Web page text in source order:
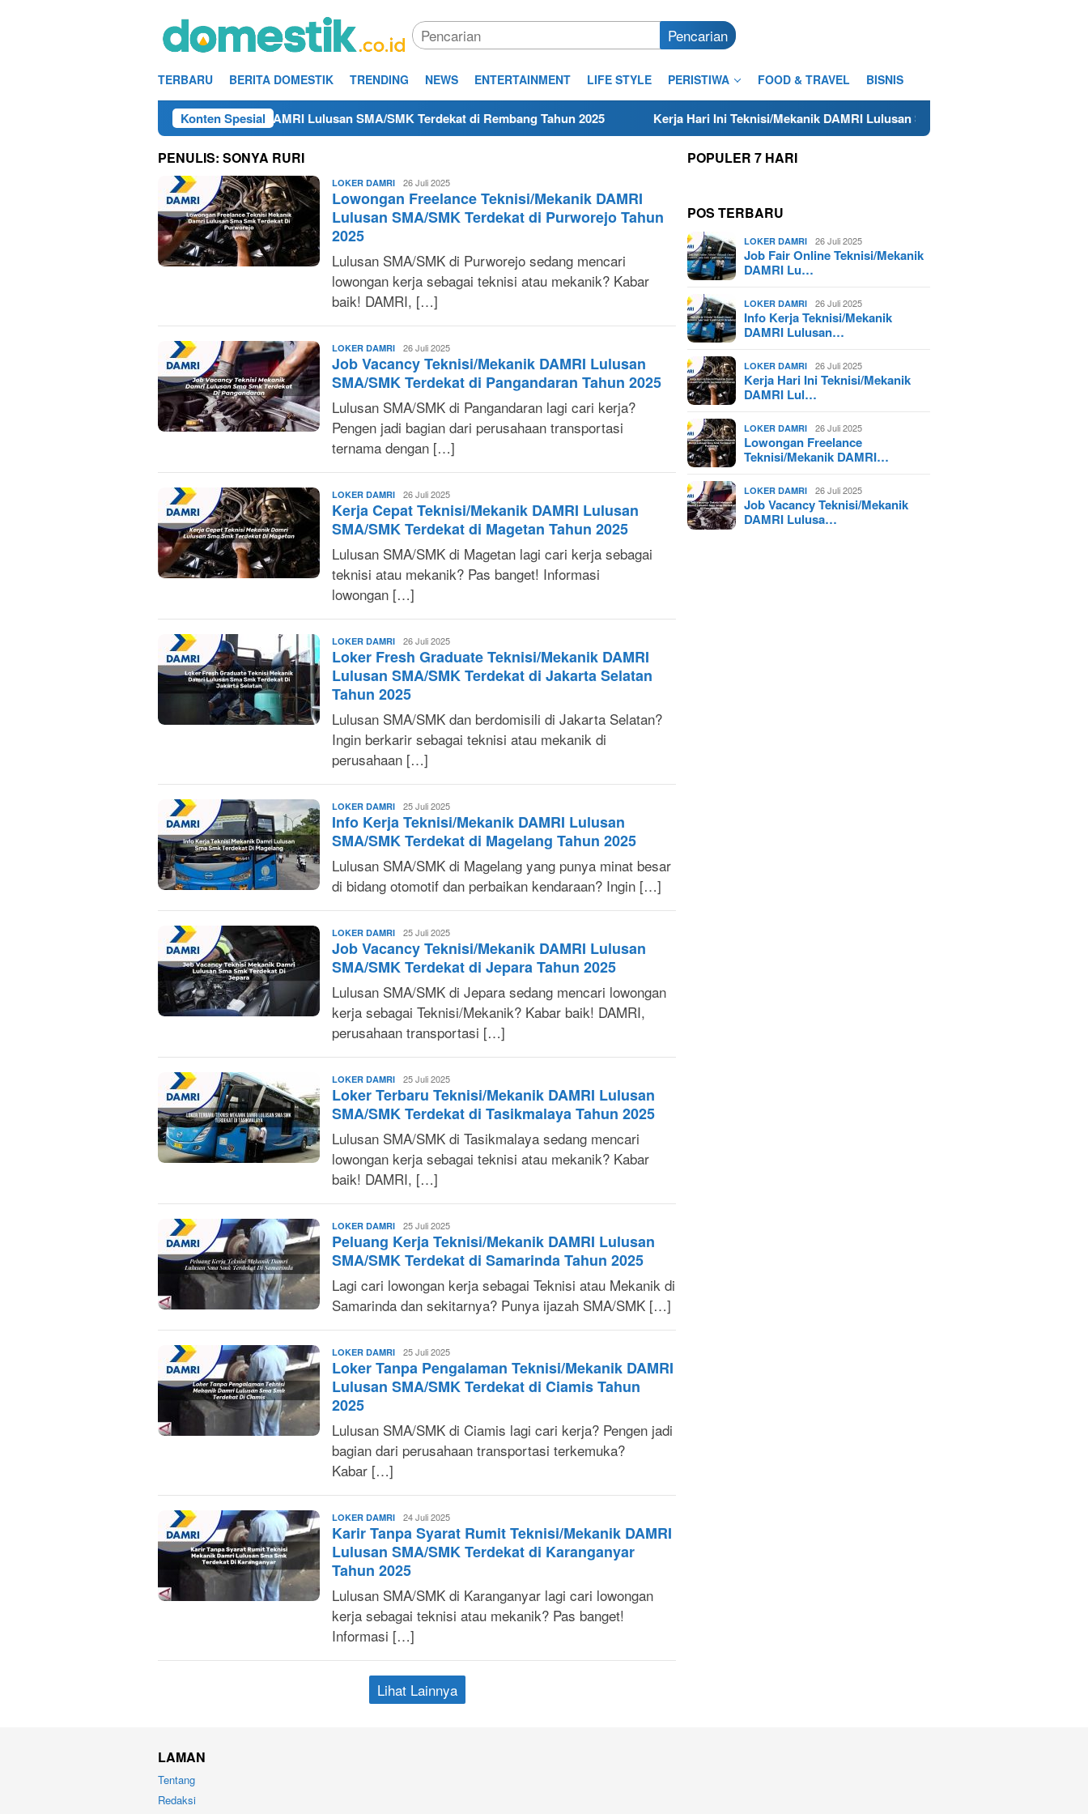
Pencarian
TERBARU BERITA DOMESTIK TRENDING NEWS ENTERTAINMENT LIFE STYLE PERISTIWA FOOD & TRAVEL BISNIS
Konten Spesial
Info Kerja Teknisi/Mekanik DAMRI Lulusan SMA/SMK Terdekat di Rembang Tahun 2025 Kerja Hari Ini Teknisi/Mekanik DAMRI Lulusan SMA/SMK Terdekat di Cilacap Tahun
PENULIS: SONYA RURI
LOKER DAMRI Sonya
Ruri
26 Juli 2025
Lowongan Freelance Teknisi/Mekanik DAMRI
Lulusan SMA/SMK Terdekat di Purworejo Tahun
2025
Lulusan SMA/SMK di Purworejo sedang mencari
lowongan kerja sebagai teknisi atau mekanik? Kabar
baik! DAMRI, […]
LOKER DAMRI Sonya
Ruri
26 Juli 2025
Job Vacancy Teknisi/Mekanik DAMRI Lulusan
SMA/SMK Terdekat di Pangandaran Tahun 2025
Lulusan SMA/SMK di Pangandaran lagi cari kerja?
Pengen jadi bagian dari perusahaan transportasi
ternama dengan […]
LOKER DAMRI Sonya
Ruri
26 Juli 2025
Kerja Cepat Teknisi/Mekanik DAMRI Lulusan
SMA/SMK Terdekat di Magetan Tahun 2025
Lulusan SMA/SMK di Magetan lagi cari kerja sebagai
teknisi atau mekanik? Pas banget! Informasi
lowongan […]
LOKER DAMRI Sonya
Ruri
26 Juli 2025
Loker Fresh Graduate Teknisi/Mekanik DAMRI
Lulusan SMA/SMK Terdekat di Jakarta Selatan
Tahun 2025
Lulusan SMA/SMK dan berdomisili di Jakarta Selatan?
Ingin berkarir sebagai teknisi atau mekanik di
perusahaan […]
LOKER DAMRI Sonya
Ruri
25 Juli 2025
Info Kerja Teknisi/Mekanik DAMRI Lulusan
SMA/SMK Terdekat di Magelang Tahun 2025
Lulusan SMA/SMK di Magelang yang punya minat besar
di bidang otomotif dan perbaikan kendaraan? Ingin […]
LOKER DAMRI Sonya
Ruri
25 Juli 2025
Job Vacancy Teknisi/Mekanik DAMRI Lulusan
SMA/SMK Terdekat di Jepara Tahun 2025
Lulusan SMA/SMK di Jepara sedang mencari lowongan
kerja sebagai Teknisi/Mekanik? Kabar baik! DAMRI,
perusahaan transportasi […]
LOKER DAMRI Sonya
Ruri
25 Juli 2025
Loker Terbaru Teknisi/Mekanik DAMRI Lulusan
SMA/SMK Terdekat di Tasikmalaya Tahun 2025
Lulusan SMA/SMK di Tasikmalaya sedang mencari
lowongan kerja sebagai teknisi atau mekanik? Kabar
baik! DAMRI, […]
LOKER DAMRI Sonya
Ruri
25 Juli 2025
Peluang Kerja Teknisi/Mekanik DAMRI Lulusan
SMA/SMK Terdekat di Samarinda Tahun 2025
Lagi cari lowongan kerja sebagai Teknisi atau Mekanik di
Samarinda dan sekitarnya? Punya ijazah SMA/SMK […]
LOKER DAMRI Sonya
Ruri
25 Juli 2025
Loker Tanpa Pengalaman Teknisi/Mekanik DAMRI
Lulusan SMA/SMK Terdekat di Ciamis Tahun
2025
Lulusan SMA/SMK di Ciamis lagi cari kerja? Pengen jadi
bagian dari perusahaan transportasi terkemuka?
Kabar […]
LOKER DAMRI Sonya
Ruri
24 Juli 2025
Karir Tanpa Syarat Rumit Teknisi/Mekanik DAMRI
Lulusan SMA/SMK Terdekat di Karanganyar
Tahun 2025
Lulusan SMA/SMK di Karanganyar lagi cari lowongan
kerja sebagai teknisi atau mekanik? Pas banget!
Informasi […]
Lihat Lainnya
POPULER 7 HARI
POS TERBARU
LOKER DAMRI 26 Juli 2025
Job Fair Online Teknisi/Mekanik
DAMRI Lu…
LOKER DAMRI 26 Juli 2025
Info Kerja Teknisi/Mekanik
DAMRI Lulusan…
LOKER DAMRI 26 Juli 2025
Kerja Hari Ini Teknisi/Mekanik
DAMRI Lul…
LOKER DAMRI 26 Juli 2025
Lowongan Freelance
Teknisi/Mekanik DAMRI…
LOKER DAMRI 26 Juli 2025
Job Vacancy Teknisi/Mekanik
DAMRI Lulusa…
LAMAN
Tentang
Redaksi